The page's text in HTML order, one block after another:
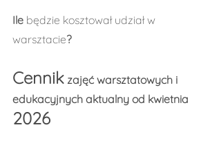
Ile będzie kosztował udział w
warsztacie?
Cennik zajęć warsztatowych i
edukacyjnych aktualny od kwietnia
2026